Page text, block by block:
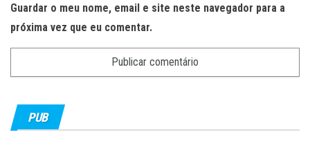
Guardar o meu nome, email e site neste navegador para a
próxima vez que eu comentar.
PUB